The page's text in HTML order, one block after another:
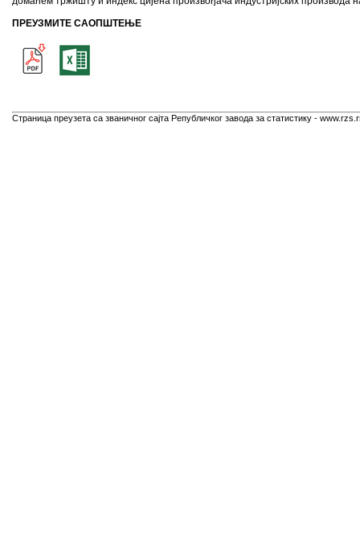
ПРЕУЗМИТЕ САОПШТЕЊЕ
Страница преузета са званичног сајта Републичког завода за статистику -